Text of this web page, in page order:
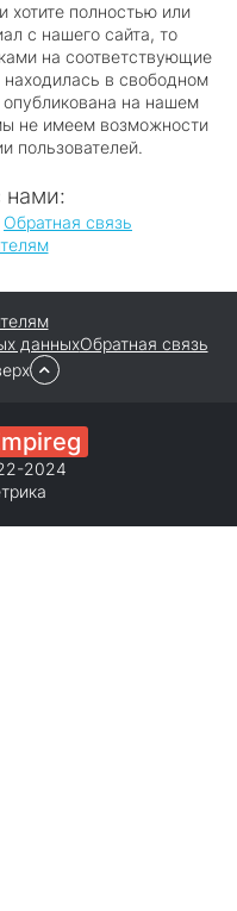
хотите полностью или
с нашего сайта, то
на соответствующие
в свободном
на нашем
не имеем возможности
пользователей.
нами:
Обратная связь
данныхОбратная связь
2024